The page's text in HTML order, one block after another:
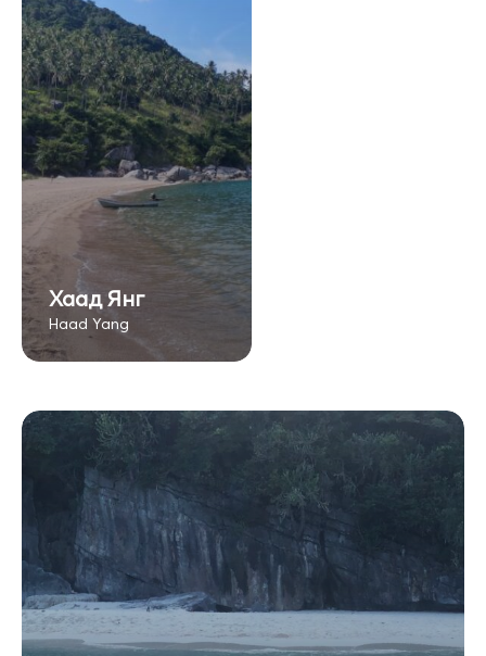
Хаад Янг
Haad Yang